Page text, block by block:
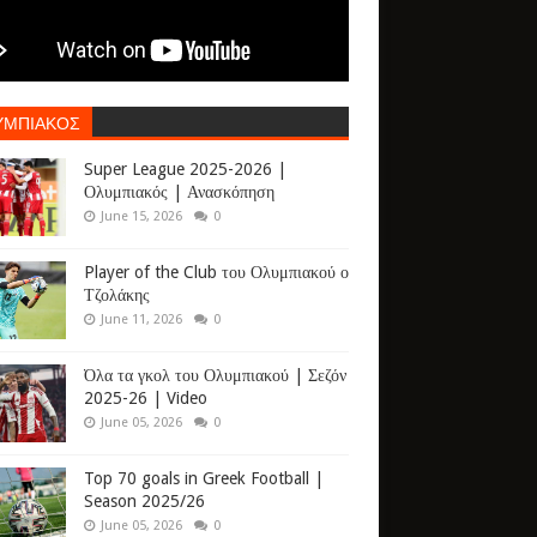
Super League 2025-2026 |
Ολυμπιακός | Ανασκόπηση
June 15, 2026 0
Player of the Club του Ολυμπιακού ο
Τζολάκης
June 11, 2026 0
Όλα τα γκολ του Ολυμπιακού | Σεζόν
2025-26 | Video
June 05, 2026 0
Top 70 goals in Greek Football |
Season 2025/26
June 05, 2026 0